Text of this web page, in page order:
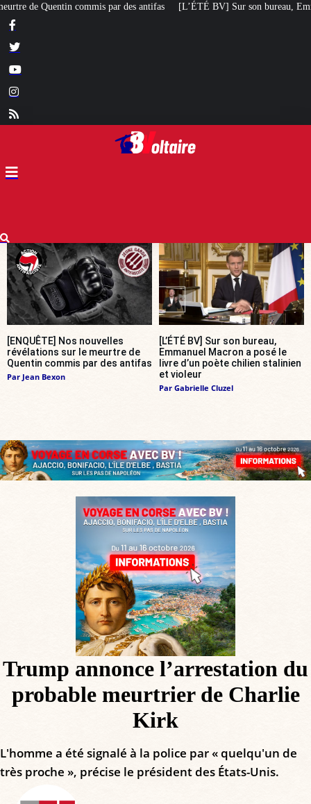
[L’ÉTÉ BV] Sur son bureau, Emmanuel Macron a posé le livre d’un
[ENQUÊTE] Nos nouvelles
révélations sur le meurtre de
Quentin commis par des antifas
Par Jean Bexon
[L’ÉTÉ BV] Sur son bureau,
Emmanuel Macron a posé le
livre d’un poète chilien stalinien
et violeur
Par Gabrielle Cluzel
Trump annonce l’arrestation du
probable meurtrier de Charlie
Kirk
L'homme a été signalé à la police par « quelqu'un de
très proche », précise le président des États-Unis.